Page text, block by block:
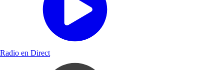
Radio en Direct